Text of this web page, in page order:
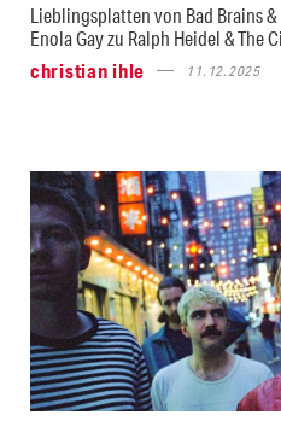
Lieblingsplatten von Bad Brains
Enola Gay zu Ralph Heidel & The
christian ihle
11.12.2025